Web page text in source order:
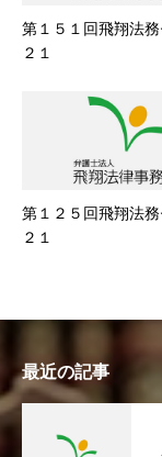
第１５１回飛翔法
２１
第１２５回飛翔法
２１
最近の記事